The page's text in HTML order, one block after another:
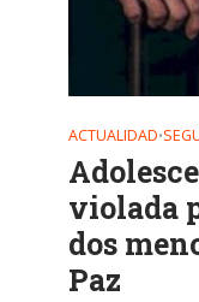
ACTUALIDAD•
violada
dos
Paz